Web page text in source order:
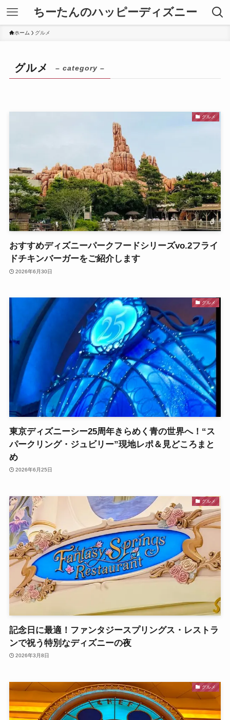
ちーたんのハッピーディズニー
ホーム グルメ
グルメ – category –
グルメ
おすすめディズニーパークフードシリーズvo.2フライ
ドチキンバーガーをご紹介します
2026年6月30日
グルメ
東京ディズニーシー25周年きらめく青の世界へ！“ス
パークリング・ジュビリー”現地レポ＆見どころまと
め
2026年6月25日
グルメ
記念日に最適！ファンタジースプリングス・レストラ
ンで祝う特別なディズニーの夜
2026年3月8日
グルメ